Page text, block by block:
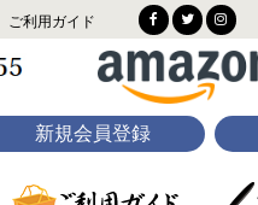
ご利用ガイド
新規会員登録